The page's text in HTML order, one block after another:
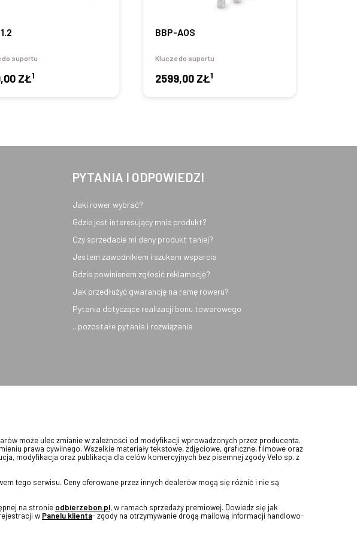
do suportu
ZŁ1
BBP-AOS
Klucze do suportu
2599,00 ZŁ1
PYTANIA I ODPOWIEDZI
Jaki rower wybrać?
Gdzie jest interesujący mnie produkt?
Czy sprzedacie mi dany produkt taniej?
Jestem zawodnikiem i szukam wsparcia
Gdzie powinienem zgłosić reklamację?
Jak przedłużyć gwarancję na ramę roweru?
Pytania dotyczące realizacji bonu towarowego
...pozostałe pytania i rozwiązania
może ulec zmianie w zależności od modyfikacji wprowadzonych przez producenta.
prawa cywilnego. Wszelkie materiały tekstowe, zdjęciowe, graficzne, filmowe oraz
modyfikacja oraz publikacja dla celów komercyjnych bez pisemnej zgody Velo sp. z
tego serwisu. Ceny oferowane przez innych dealerów mogą się różnić i nie są
na stronie odbierzebon.pl, w ramach sprzedaży premiowej. Dowiedz się jak
w Panelu klienta- zgody na otrzymywanie drogą mailową informacji handlowo-